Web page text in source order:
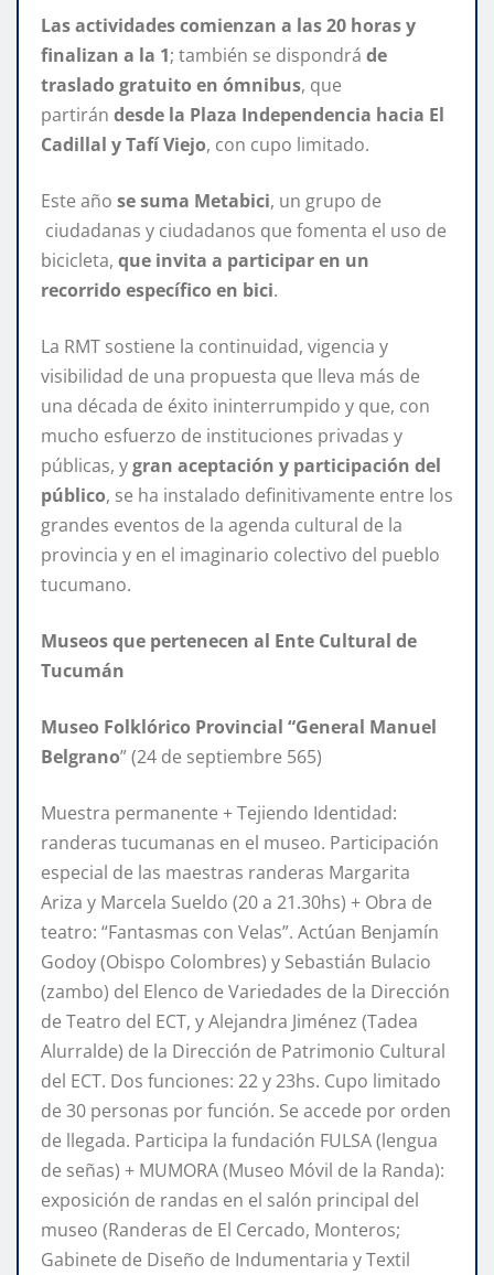
Las actividades comienzan a las 20 horas y
finalizan a la 1; también se dispondrá de
traslado gratuito en ómnibus, que
partirán desde la Plaza Independencia hacia El
Cadillal y Tafí Viejo, con cupo limitado.
Este año se suma Metabici, un grupo de
ciudadanas y ciudadanos que fomenta el uso de
bicicleta, que invita a participar en un
recorrido específico en bici.
La RMT sostiene la continuidad, vigencia y
visibilidad de una propuesta que lleva más de
una década de éxito ininterrumpido y que, con
mucho esfuerzo de instituciones privadas y
públicas, ygran aceptación y participación del
público, se ha instalado definitivamente entre los
grandes eventos de la agenda cultural de la
provincia y en el imaginario colectivo del pueblo
tucumano.
Museos que pertenecen al Ente Cultural de
Tucumán
Museo Folklórico Provincial “General Manuel
Belgrano” (24 de septiembre 565)
Muestra permanente + Tejiendo Identidad:
randeras tucumanas en el museo. Participación
especial de las maestras randeras Margarita
Ariza y Marcela Sueldo (20 a 21.30hs) + Obra de
teatro: “Fantasmas con Velas”. Actúan Benjamín
Godoy (Obispo Colombres) y Sebastián Bulacio
(zambo) del Elenco de Variedades de la Dirección
de Teatro del ECT, y Alejandra Jiménez (Tadea
Alurralde) de la Dirección de Patrimonio Cultural
del ECT. Dos funciones: 22 y 23hs. Cupo limitado
de 30 personas por función. Se accede por orden
de llegada. Participa la fundación FULSA (lengua
de señas) + MUMORA (Museo Móvil de la Randa):
exposición de randas en el salón principal del
museo (Randeras de El Cercado, Monteros;
Gabinete de Diseño de Indumentaria y Textil